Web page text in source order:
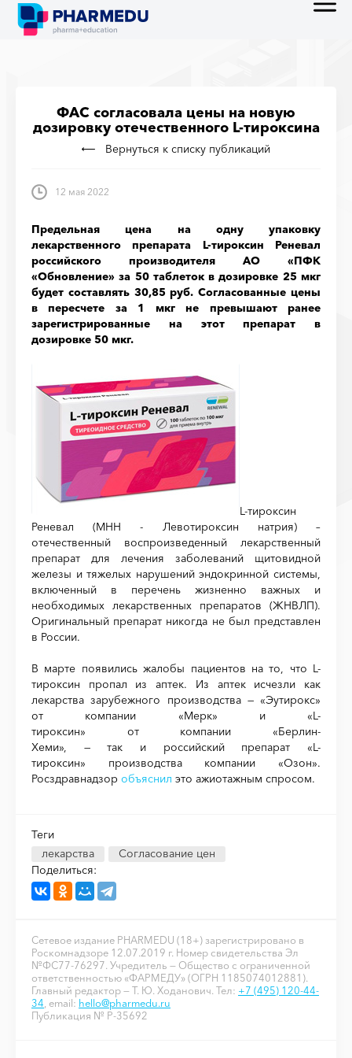
ФАС согласовала цены на новую
дозировку отечественного L-тироксина
Вернуться к списку публикаций
12 мая 2022
Предельная цена на одну упаковку
лекарственного препарата L-тироксин Реневал
российского производителя АО «ПФК
«Обновление» за 50 таблеток в дозировке 25 мкг
будет составлять 30,85 руб. Согласованные цены
в пересчете за 1 мкг не превышают ранее
зарегистрированные на этот препарат в
дозировке 50 мкг.
L-тироксин
Реневал (МНН - Левотироксин натрия) –
отечественный воспроизведенный лекарственный
препарат для лечения заболеваний щитовидной
железы и тяжелых нарушений эндокринной системы,
включенный в перечень жизненно важных и
необходимых лекарственных препаратов (ЖНВЛП).
Оригинальный препарат никогда не был представлен
в России.
В марте появились жалобы пациентов на то, что L-
тироксин пропал из аптек. Из аптек исчезли как
лекарства зарубежного производства — «Эутирокс»
от компании «Мерк» и «L-
тироксин» от компании «Берлин-
Хеми», — так и российский препарат «L-
тироксин» производства компании «Озон».
Росздравнадзор объяснил это ажиотажным спросом.
Теги
лекарства
Согласование цен
Поделиться:
Сетевое издание PHARMEDU (18+) зарегистрировано в
Роскомнадзоре 12.07.2019 г. Номер свидетельства Эл
№ФС77-76297. Учредитель — Общество с ограниченной
ответственностью «ФАРМЕДУ» (ОГРН 1185074012881).
Главный редактор — Т. Ю. Ходанович. Тел: +7 (495) 120-44-
34 , email: hello@pharmedu.ru
Публикация № P-35692